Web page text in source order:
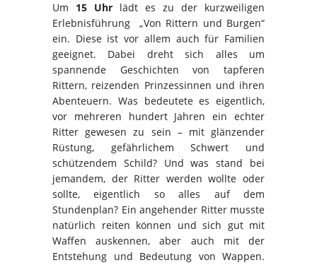
Um 15 Uhr lädt es zu der kurzweiligen
Erlebnisführung „Von Rittern und Burgen“
ein. Diese ist vor allem auch für Familien
geeignet. Dabei dreht sich alles um
spannende Geschichten von tapferen
Rittern, reizenden Prinzessinnen und ihren
Abenteuern. Was bedeutete es eigentlich,
vor mehreren hundert Jahren ein echter
Ritter gewesen zu sein – mit glänzender
Rüstung, gefährlichem Schwert und
schützendem Schild? Und was stand bei
jemandem, der Ritter werden wollte oder
sollte, eigentlich so alles auf dem
Stundenplan? Ein angehender Ritter musste
natürlich reiten können und sich gut mit
Waffen auskennen, aber auch mit der
Entstehung und Bedeutung von Wappen.